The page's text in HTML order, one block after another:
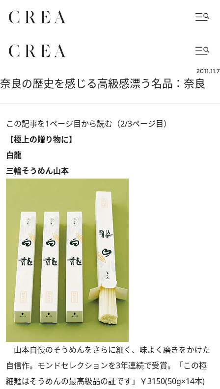
2011.11.7
奈良の歴史を感じる高級感漂う名品：奈良
この記事を1ページ目から読む（2/3ページ目）
【極上の贈り物に】
白龍
三輪そうめん山本
山本自慢のそうめんをさらに細く、味よく磨きをかけた
自信作。モンドセレクションを3年連続で受賞。「この極
細麺はそうめんの最高級品の証です」￥3150(50g×14本)